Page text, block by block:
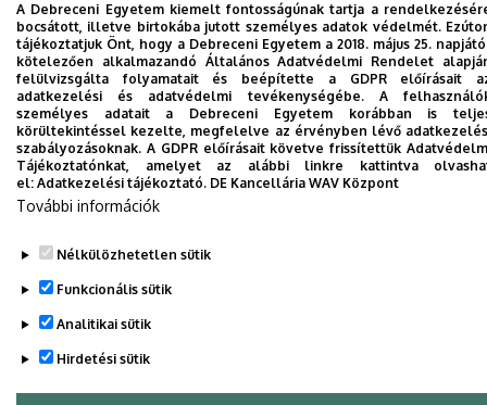
Legutóbbi frissítés: 2026. 01. 15. 09:37
Adatvédelem
A Debreceni Egyetem kiemelt fontosságúnak tartja a
bocsátott, illetve birtokába jutott személyes adatok védelmét.
tájékoztatjuk Önt, hogy a Debreceni Egyetem a 2018. május 25.
kötelezően alkalmazandó Általános Adatvédelmi Rendelet
felülvizsgálta folyamatait és beépítette a GDPR előírásait
adatkezelési és adatvédelmi tevékenységébe. A
személyes adatait a Debreceni Egyetem korábban is
körültekintéssel kezelte, megfelelve az érvényben lévő
szabályozásoknak. A GDPR előírásait követve frissítettük
Tájékoztatónkat, amelyet az alábbi linkre kattintva
el: Adatkezelési tájékoztató. DE Kancellária WAV Központ
További információk
Nélkülözhetetlen sütik
Funkcionális sütik
Analitikai sütik
Hirdetési sütik